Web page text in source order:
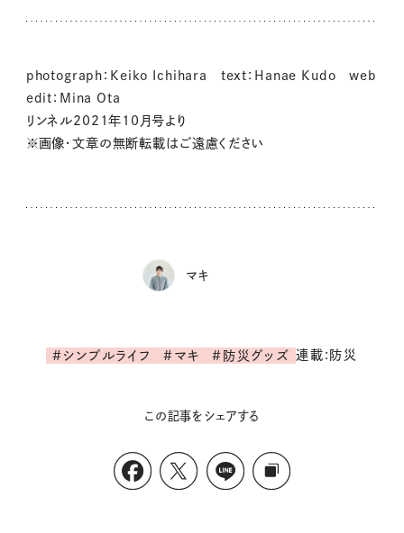
photograph：Keiko Ichihara text：Hanae Kudo web
edit：Mina Ota
リンネル2021年10月号より
※画像・文章の無断転載はご遠慮ください
マキ
#シンプルライフ #マキ #防災グッズ 連載:防災
この記事をシェアする